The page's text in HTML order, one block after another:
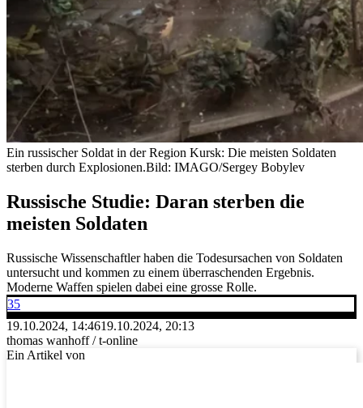
Ein russischer Soldat in der Region Kursk: Die meisten Soldaten
sterben durch Explosionen.Bild: IMAGO/Sergey Bobylev
Russische Studie: Daran sterben die
meisten Soldaten
Russische Wissenschaftler haben die Todesursachen von Soldaten
untersucht und kommen zu einem überraschenden Ergebnis.
Moderne Waffen spielen dabei eine grosse Rolle.
35
19.10.2024, 14:4619.10.2024, 20:13
thomas wanhoff / t-online
Ein Artikel von